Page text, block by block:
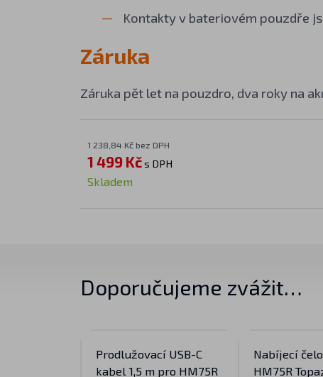
Kontakty v bateriovém pouzdře
Záruka
Záruka pět let na pouzdro, dva roky na
1 238,84 Kč bez DPH
1 499 Kčs DPH
Skladem
Doporučujeme zvážit…
Prodlužovací USB-C
kabel 1,5 m pro HM75R
Nabíjecí
HM75R